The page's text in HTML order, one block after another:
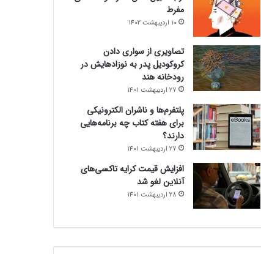
مفرط
10 اردیبهشت 1402
تصاویری از سواری دادن
کروکودیل پدر به نوزادهایش در
رودخانه هند
27 اردیبهشت 1401
پلتفرم‌ها و ناشران الکترونیکی
برای هفته کتاب چه برنامه‌هایی
دارند؟
27 اردیبهشت 1401
افزایش قیمت کرایه تاکسی‌های
آنلاین لغو شد
28 اردیبهشت 1401